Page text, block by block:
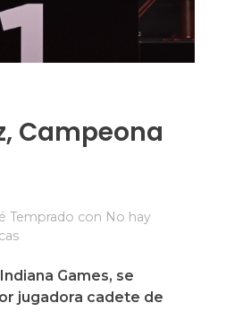
Campeona
Temprado con No hay
Games, se
jugadora cadete de